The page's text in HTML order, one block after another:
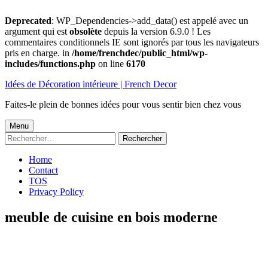
Deprecated: WP_Dependencies->add_data() est appelé avec un
argument qui est obsolète depuis la version 6.9.0 ! Les
commentaires conditionnels IE sont ignorés par tous les navigateurs
pris en charge. in /home/frenchdec/public_html/wp-
includes/functions.php on line 6170
au
Idées de Décoration intérieure | French Decor
Faites-le plein de bonnes idées pour vous sentir bien chez vous
Menu
principal
Menu
Rechercher :
Home
Contact
TOS
Privacy Policy
meuble de cuisine en bois moderne